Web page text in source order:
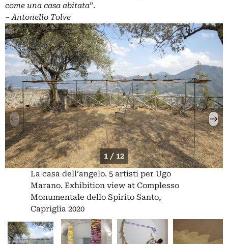
come una casa abitata”.
‒ Antonello Tolve
1 / 12
La casa dell’angelo. 5 artisti per Ugo
Marano. Exhibition view at Complesso
Monumentale dello Spirito Santo,
Capriglia 2020